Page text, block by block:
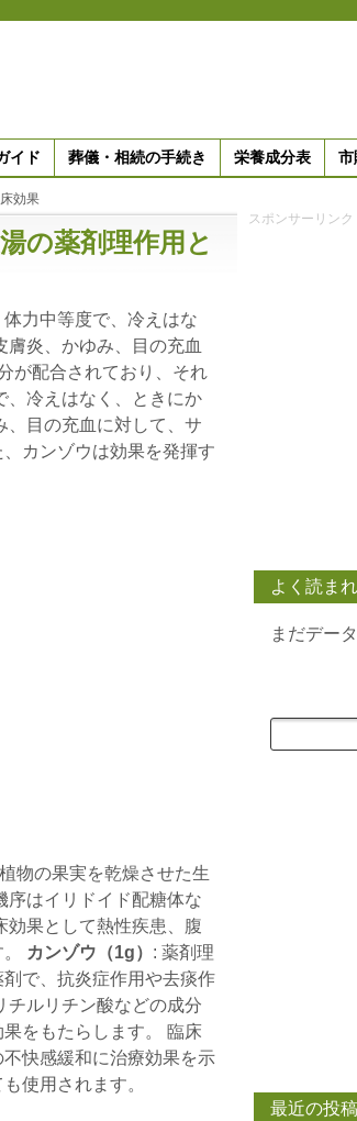
イド 葬儀・相続の手続き 栄養成分表 市
効果
の薬剤理作用と
力中等度で、冷えはな
膚炎、かゆみ、目の充血
が配合されており、それ
、冷えはなく、ときにか
、目の充血に対して、サ
カンゾウは効果を発揮す
物の果実を乾燥させた生
序はイリドイド配糖体な
効果として熱性疾患、腹
カンゾウ（1g） : 薬剤理
で、抗炎症作用や去痰作
チルリチン酸などの成分
をもたらします。 臨床
快感緩和に治療効果を示
使用されます。
スポンサーリンク
よく読ま
まだデー
最近の投稿